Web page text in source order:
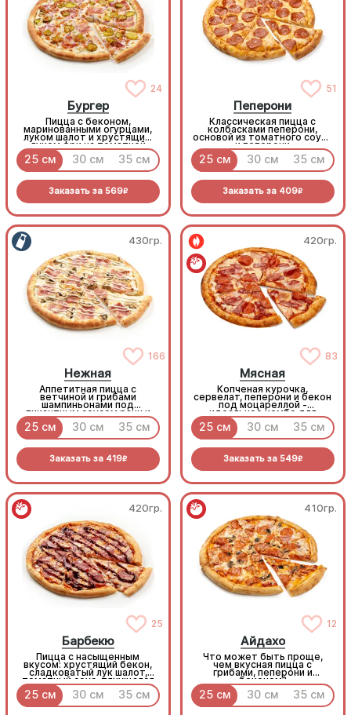
24
Бургер
Пицца с беконом,
маринованными огурцами,
луком шалот и хрустящим
луком фри на томатной
основе с моцареллой.
25 см 30 см 35 см
Заказать за 569R
51
Пеперони
Классическая пицца с
колбасками пеперони,
основой из томатного соуса
и пеперони
25 см 30 см 35 см
Заказать за 409R
430гр.
166
Нежная
Аппетитная пицца с
ветчиной и грибами
шампиньонами под
пикантным соусом ранч и
моцареллой
25 см 30 см 35 см
Заказать за 419R
420гр.
83
Мясная
Копченая курочка,
сервелат, пеперони и бекон
под моцареллой -
идеальное комбо для
любителей всего мясного!
25 см 30 см 35 см
Заказать за 549R
420гр.
25
Барбекю
Пицца с насыщенным
вкусом: хрустящий бекон,
сладковатый лук шалот,
томатный соус, тянущаяся
моцарелла и дымный
прянный соус барбекю.
25 см 30 см 35 см
410гр.
12
Айдахо
Что может быть проще,
чем вкусная пицца с
грибами, пеперони и
беконом?
25 см 30 см 35 см